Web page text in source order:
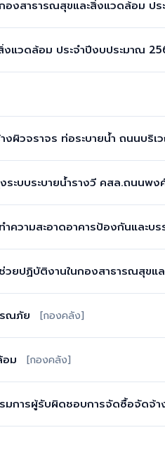
งสาธารณสุขและสิ่งแวดล้อม ปร
แวดล้อม ประจำปีงบประมาณ
ผิวจราจร ท่อระบายน้ำ ถนนบริเ
ะบบระบายน้ำรางวี คสล.ถนนพง
วามสะอาดอาคารป้องกันและบรร
ยปฏิบัติงานในกองสาธารณสุขแล
รณภัย [กองคลัง]
อม [กองคลัง]
การผู้รับผิดชอบการจัดซื้อจัดจ้าง